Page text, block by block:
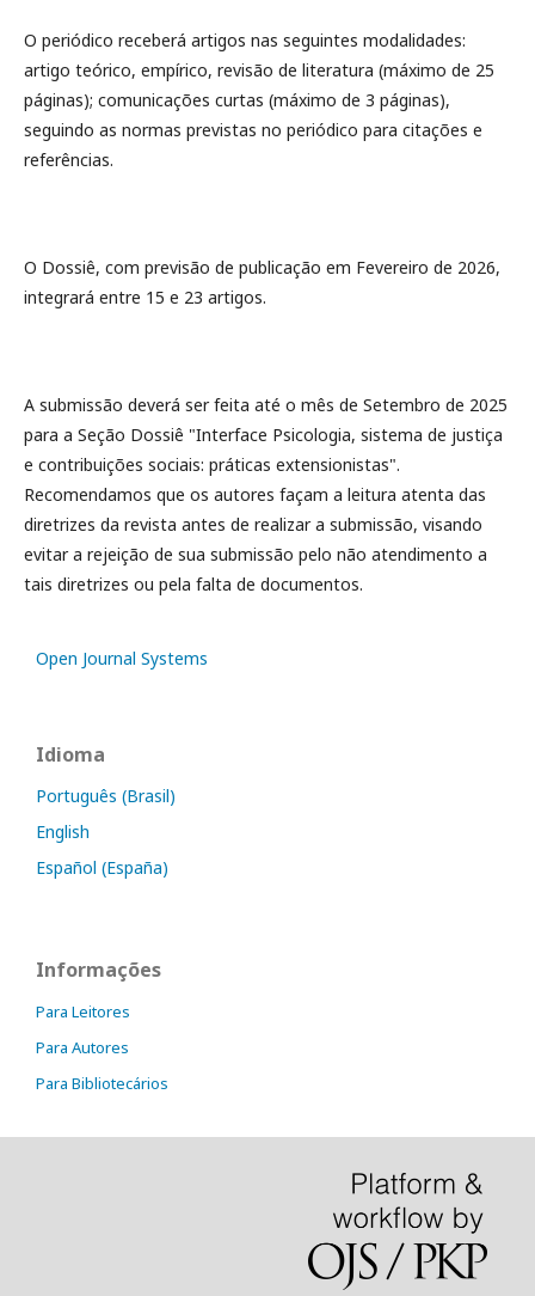
O periódico receberá artigos nas seguintes modalidades:
artigo teórico, empírico, revisão de literatura (máximo de 25
páginas); comunicações curtas (máximo de 3 páginas),
seguindo as normas previstas no periódico para citações e
referências.
O Dossiê, com previsão de publicação em Fevereiro de 2026,
integrará entre 15 e 23 artigos.
A submissão deverá ser feita até o mês de Setembro de 2025
para a Seção Dossiê "Interface Psicologia, sistema de justiça
e contribuições sociais: práticas extensionistas".
Recomendamos que os autores façam a leitura atenta das
diretrizes da revista antes de realizar a submissão, visando
evitar a rejeição de sua submissão pelo não atendimento a
tais diretrizes ou pela falta de documentos.
Open Journal Systems
Idioma
Português (Brasil)
English
Español (España)
Informações
Para Leitores
Para Autores
Para Bibliotecários